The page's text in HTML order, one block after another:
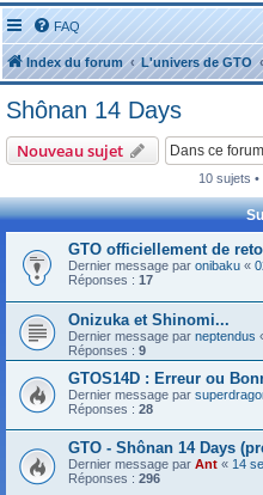
FAQ
Index du forum L'univers de GTO
Shônan 14 Days
Nouveau sujet
10 sujets •
GTO officiellement de
Dernier message par onibaku «
Réponses : 17
Onizuka et Shinomi...
Dernier message par neptendus
Réponses : 9
GTOS14D : Erreur ou
Dernier message par
Réponses : 28
GTO - Shônan 14 Days
Dernier message par Ant « 14
Réponses : 296